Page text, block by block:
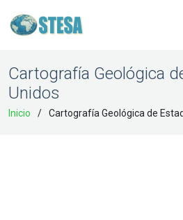
Cartografía Geológica
Unidos
Inicio Cartografía Geológica de